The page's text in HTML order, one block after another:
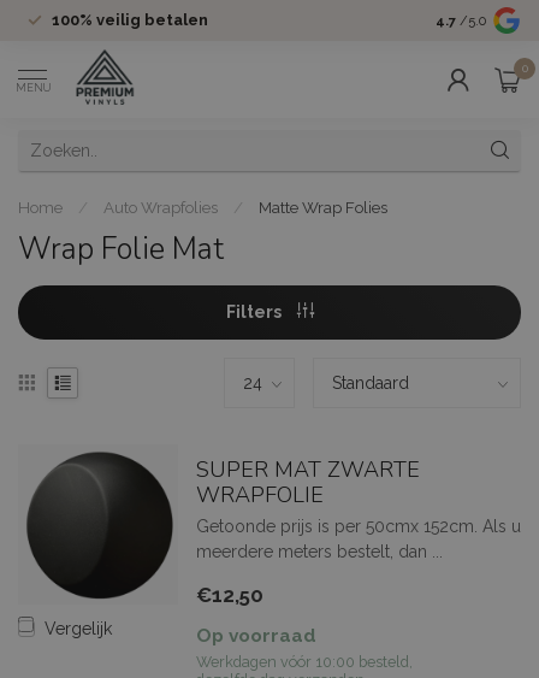
100% veilig betalen Groot
4.7 /5.0
MENU
0
Home / Auto Wrapfolies / Matte Wrap Folies
Wrap Folie Mat
Filters
Vergelijk
SUPER MAT ZWARTE
WRAPFOLIE
Getoonde prijs is per 50cmx 152cm. Als u
meerdere meters bestelt, dan ...
€12,50
Op voorraad
Werkdagen vóór 10:00 besteld,